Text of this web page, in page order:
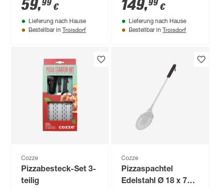
59,99 €
Lieferung nach Hause
Bestellbar in Troisdorf
149,99 €
Lieferung nach Hause
Bestellbar in Troisdorf
Cozze
Pizzabesteck-Set 3-
teilig
Cozze
Pizzaspachtel
Edelstahl Ø 18 x 76